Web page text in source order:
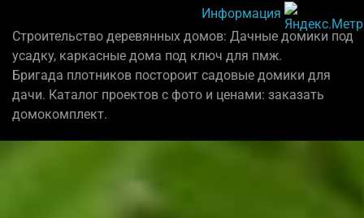
Информация
Строительство деревянных домов: Дачные домики под
усадку, каркасные дома под ключ для пмж.
Бригада плотников постороит садовые домики для
дачи. Каталог проектов с фото и ценами: заказать
домокомплект.